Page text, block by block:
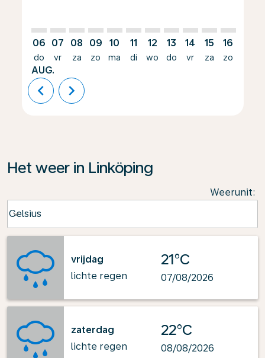
06
do
AUG.
07
vr
08
za
09
zo
10
ma
11
di
12
wo
13
do
14
vr
15
za
16
zo
chevron_left chevron_right
Het weer in Linköping
Weerunit:
Celsius
keyboard_arrow_down
vrijdag
lichte regen
21°C
07/08/2026
zaterdag
lichte regen
22°C
08/08/2026